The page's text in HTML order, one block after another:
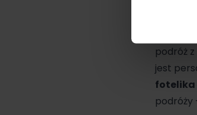
podróż
jest
fotelika
podróży